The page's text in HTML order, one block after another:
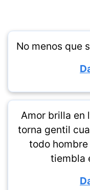
No menos que
Amor brilla en
torna gentil
todo
tiembla